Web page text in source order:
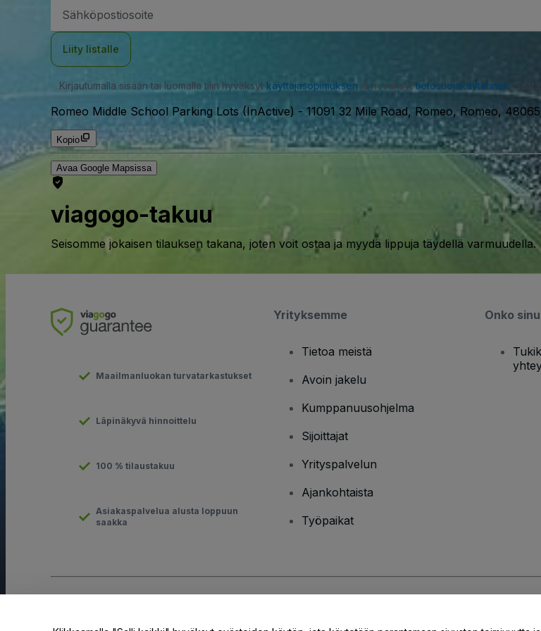
Liity listalle
Kirjautumalla sisään tai luomalla tilin hyväksyt käyttäjäsopimuksen ja hyväksyttietosuojakäytännön .
Romeo Middle School Parking Lots (InActive) - 11091 32 Mile Road, Romeo, Romeo,
Kopio
Avaa Google Mapsissa
viagogo-takuu
Seisomme jokaisen tilauksen takana, joten voit ostaa ja myydä lippuja täydellä varmuudella.
Maailmanluokan turvatarkastukset
Läpinäkyvä hinnoittelu
100 % tilaustakuu
Asiakaspalvelua alusta loppuun
saakka
Yrityksemme
Tietoa meistä
Avoin jakelu
Kumppanuusohjelma
Sijoittajat
Yrityspalvelun
Ajankohtaista
Työpaikat
Onko